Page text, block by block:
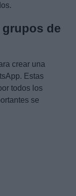
grupos de
crear una
Estas
todos los
se